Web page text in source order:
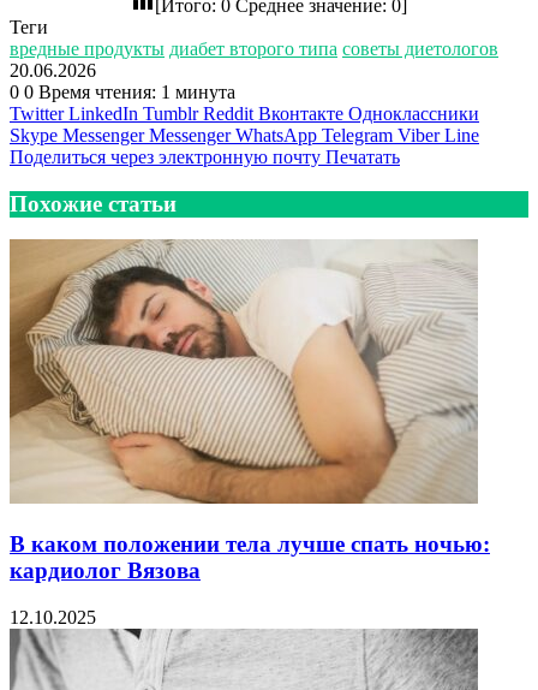
[Итого: 0 Среднее значение: 0]
Теги
вредные продукты диабет второго типа советы диетологов
20.06.2026
0 0 Время чтения: 1 минута
Twitter LinkedIn Tumblr Reddit Вконтакте Одноклассники
Skype Messenger Messenger WhatsApp Telegram Viber Line
Поделиться через электронную почту Печатать
Похожие статьи
В каком положении тела лучше спать ночью:
кардиолог Вязова
12.10.2025